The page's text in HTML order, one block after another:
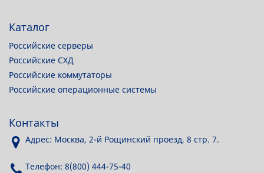
Каталог
Российские серверы
Российские СХД
Российские коммутаторы
Российские операционные системы
Контакты
Адрес: Москва, 2-й Рощинский проезд, 8 стр. 7.
Телефон: 8(800) 444-75-40